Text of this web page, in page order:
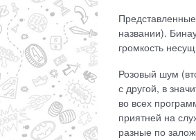
названии).
громкость
Розовый шум
с другой, в
во всех
приятней на
разные по